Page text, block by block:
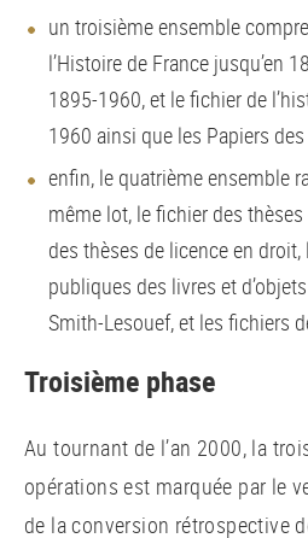
un troisième ensemble
l’Histoire de France jusqu’en
1895-1960, et le fichier de
1960 ainsi que les Papiers
enfin, le quatrième ensemble
même lot, le fichier des
des thèses de licence en
publiques des livres et
Smith-Lesouef, et les fichiers
Troisième phase
Au tournant de l’an 2000, la
opérations est marquée par le
de la conversion rétrospective